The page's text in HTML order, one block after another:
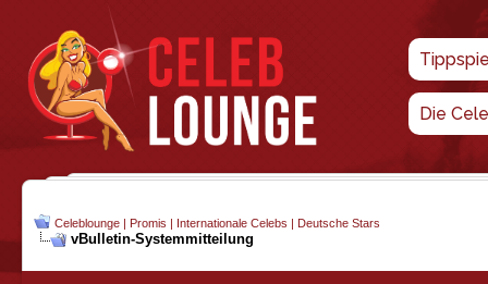
Die
Celeblounge | Promis | Internationale Celebs | Deutsche Stars
vBulletin-Systemmitteilung